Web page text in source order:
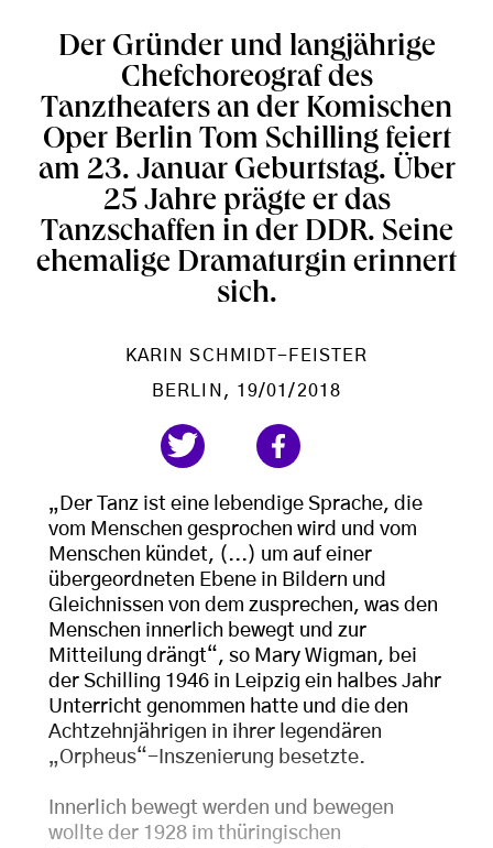
Der Gründer und langjährige
Chefchoreograf des
Tanztheaters an der Komischen
Oper Berlin Tom Schilling feiert
am 23. Januar Geburtstag. Über
25 Jahre prägte er das
Tanzschaffen in der DDR. Seine
ehemalige Dramaturgin erinnert
sich.
KARIN SCHMIDT-FEISTER
BERLIN , 19/01/2018
„Der Tanz ist eine lebendige Sprache, die
vom Menschen gesprochen wird und vom
Menschen kündet, (...) um auf einer
übergeordneten Ebene in Bildern und
Gleichnissen von dem zusprechen, was den
Menschen innerlich bewegt und zur
Mitteilung drängt“, so Mary Wigman, bei
der Schilling 1946 in Leipzig ein halbes Jahr
Unterricht genommen hatte und die den
Achtzehnjährigen in ihrer legendären
„Orpheus“-Inszenierung besetzte.
Innerlich bewegt werden und bewegen
wollte der 1928 im thüringischen